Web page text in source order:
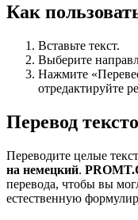
Как
Вставьте текст.
Выберите
Нажмите
отредактируйте
Перевод
Переводите целые
на немецкий.
перевода, чтобы вы
естественную